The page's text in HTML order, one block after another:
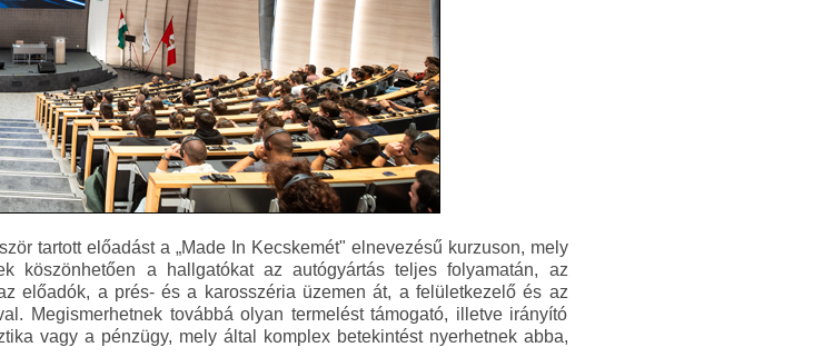
tartott előadást a „Made In Kecskemét" elnevezésű kurzuson, mely
köszönhetően a hallgatókat az autógyártás teljes folyamatán, az
előadók, a prés- és a karosszéria üzemen át, a felületkezelő és az
Megismerhetnek továbbá olyan termelést támogató, illetve irányító
vagy a pénzügy, mely által komplex betekintést nyerhetnek abba,